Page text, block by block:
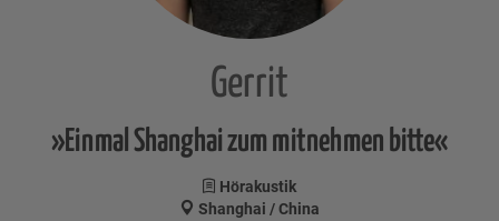
Gerrit
»Einmal Shanghai zum mitnehmen bitte«
Hörakustik
Shanghai / China